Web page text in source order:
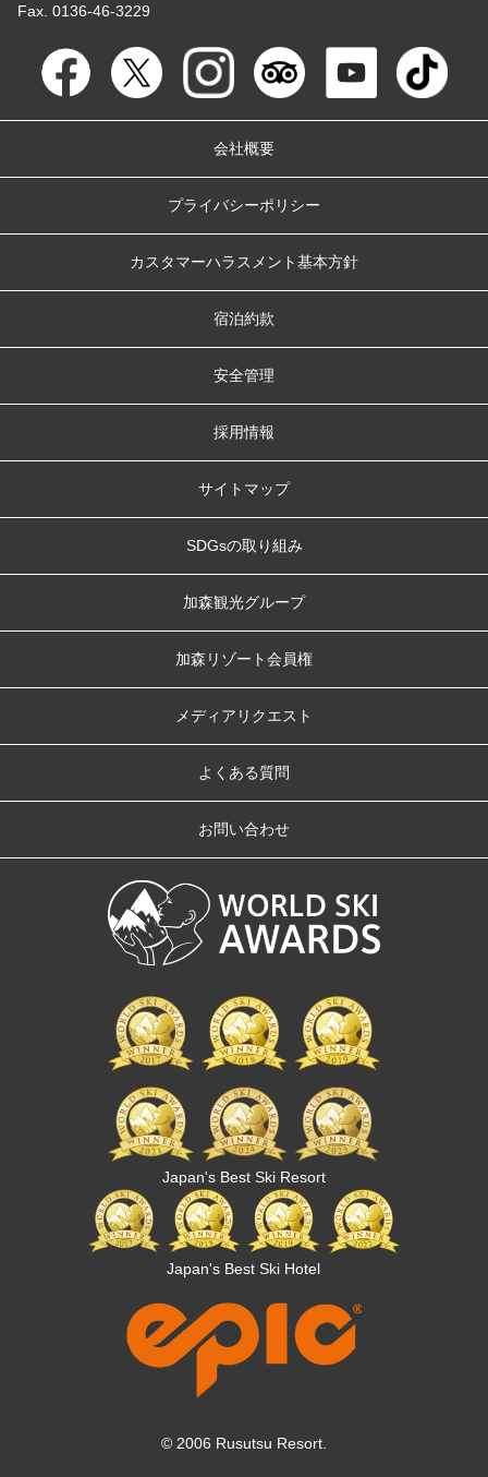
Fax. 0136-46-3229
Japan's Best Ski Resort
Japan's Best Ski Hotel
会社概要
プライバシーポリシー
カスタマーハラスメント基本方針
宿泊約款
安全管理
採用情報
サイトマップ
SDGsの取り組み
加森観光グループ
加森リゾート会員権
メディアリクエスト
よくある質問
お問い合わせ
© 2006 Rusutsu Resort.